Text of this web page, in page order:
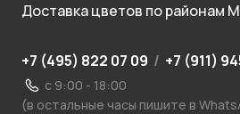
Доставка цветов по районам
+7 (495) 822 07 09 / +7 (911)
с 9:00 - 18:00
(в остальные часы пишите в